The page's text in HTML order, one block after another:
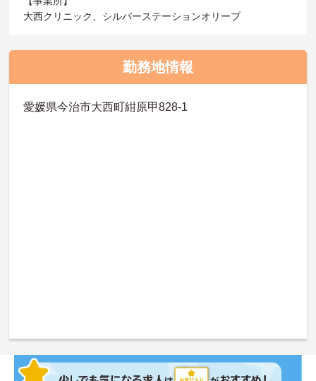
大西クリニック、シルバーステーションオリーブ
勤務地情報
愛媛県今治市大西町紺原甲828-1